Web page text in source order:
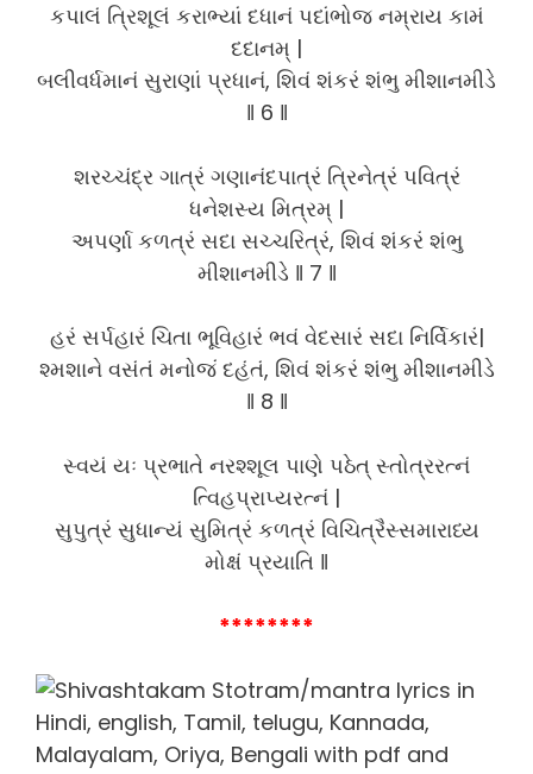
કપાલં ત્રિશૂલં કરાભ્યાં દધાનં પદાંભોજ નમ્રાય કામં
દદાનમ્ |
બલીવર્ધમાનં સુરાણાં પ્રધાનં, શિવં શંકરં શંભુ મીશાનમીડે
‖ 6 ‖
શરચ્ચંદ્ર ગાત્રં ગણાનંદપાત્રં ત્રિનેત્રં પવિત્રં
ધનેશસ્ય મિત્રમ્ |
અપર્ણા કળત્રં સદા સચ્ચરિત્રં, શિવં શંકરં શંભુ
મીશાનમીડે ‖ 7 ‖
હરં સર્પહારં ચિતા ભૂવિહારં ભવં વેદસારં સદા નિર્વિકારં|
શ્મશાને વસંતં મનોજં દહંતં, શિવં શંકરં શંભુ મીશાનમીડે
‖ 8 ‖
સ્વયં યઃ પ્રભાતે નરશ્શૂલ પાણે પઠેત્ સ્તોત્રરત્નં
ત્વિહપ્રાપ્યરત્નં |
સુપુત્રં સુધાન્યં સુમિત્રં કળત્રં વિચિત્રૈસ્સમારાધ્ય
મોક્ષં પ્રયાતિ ‖
********